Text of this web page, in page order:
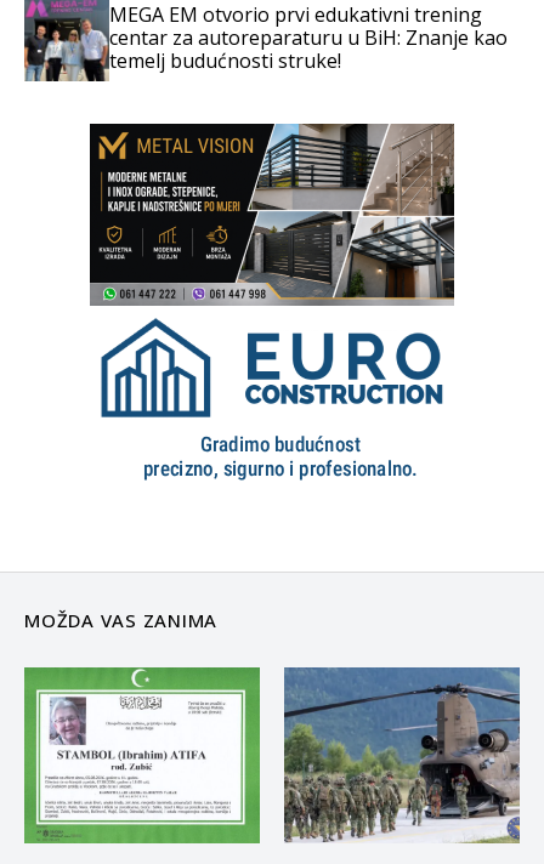
MEGA EM otvorio prvi edukativni trening
centar za autoreparaturu u BiH: Znanje kao
temelj budućnosti struke!
MOŽDA VAS ZANIMA